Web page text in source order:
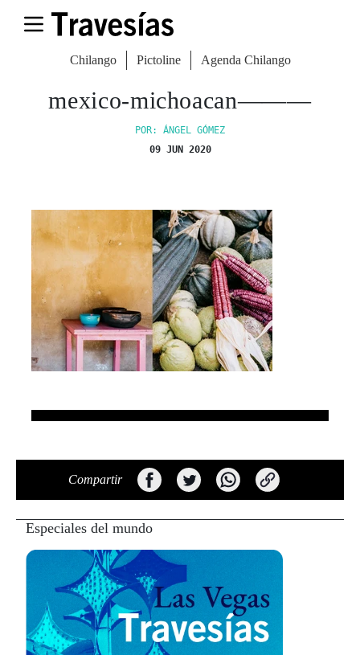
Chilango Pictoline Agenda Chilango
mexico-michoacan———
POR: ÁNGEL GÓMEZ
09 JUN 2020
Compartir
Especiales del mundo